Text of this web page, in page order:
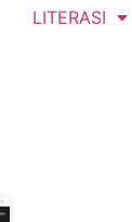
LITERASI